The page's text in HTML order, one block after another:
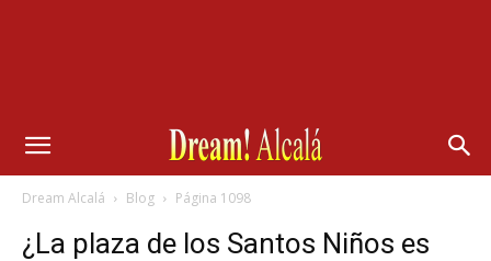
Dream Alcalá Blog Página 1098
¿La plaza de los Santos Niños es